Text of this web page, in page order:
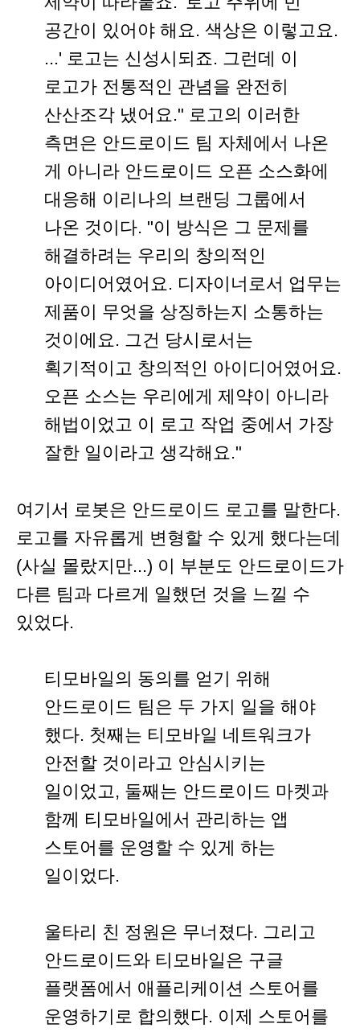
공간이 있어야 해요. 색상은 이렇고요.
...' 로고는 신성시되죠. 그런데 이
로고가 전통적인 관념을 완전히
산산조각 냈어요." 로고의 이러한
측면은 안드로이드 팀 자체에서 나온
게 아니라 안드로이드 오픈 소스화에
대응해 이리나의 브랜딩 그룹에서
나온 것이다. "이 방식은 그 문제를
해결하려는 우리의 창의적인
아이디어였어요. 디자이너로서 업무는
제품이 무엇을 상징하는지 소통하는
것이에요. 그건 당시로서는
획기적이고 창의적인 아이디어였어요.
오픈 소스는 우리에게 제약이 아니라
해법이었고 이 로고 작업 중에서 가장
잘한 일이라고 생각해요."
여기서 로봇은 안드로이드 로고를 말한다.
로고를 자유롭게 변형할 수 있게 했다는데
(사실 몰랐지만...) 이 부분도 안드로이드가
다른 팀과 다르게 일했던 것을 느낄 수
있었다.
티모바일의 동의를 얻기 위해
안드로이드 팀은 두 가지 일을 해야
했다. 첫째는 티모바일 네트워크가
안전할 것이라고 안심시키는
일이었고, 둘째는 안드로이드 마켓과
함께 티모바일에서 관리하는 앱
스토어를 운영할 수 있게 하는
일이었다.
울타리 친 정원은 무너졌다. 그리고
안드로이드와 티모바일은 구글
플랫폼에서 애플리케이션 스토어를
운영하기로 합의했다. 이제 스토어를